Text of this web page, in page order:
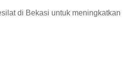
di Bekasi untuk meningkatkan